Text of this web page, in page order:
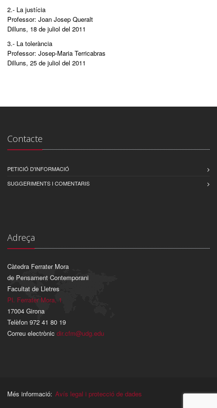
2.- La justícia
Professor: Joan Josep Queralt
Dilluns, 18 de juliol del 2011
3.- La tolerància
Professor: Josep-Maria Terricabras
Dilluns, 25 de juliol del 2011
Contacte
PETICIÓ D'INFORMACIÓ
SUGGERIMENTS I COMENTARIS
Adreça
Càtedra Ferrater Mora
de Pensament Contemporani
Facultat de Lletres
Pl. Ferrater Mora, 1
17004 Girona
Telèfon 972 41 80 19
Correu electrònic dir.cfm@udg.edu
Més informació: Avís legal i protecció de dades